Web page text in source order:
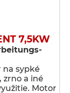
7,5KW
sypké
zrno a iné
Motor